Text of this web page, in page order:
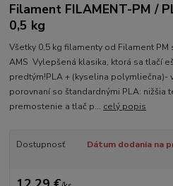
Filament FILAMENT-PM /
0,5 kg
Všetky 0,5 kg filamenty od Filament
AMS Vylepšená klasika, ktorá sa tlačí
predtým!PLA + (kyselina
porovnaní so štandardnými PLA: nižšia
premostenie a tlač p... celý popis
Dostupnosť Dátum dodania na